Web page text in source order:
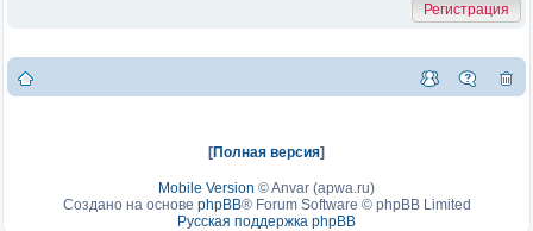
Регистрация
[Полная версия]
Mobile Version ©Anvar (apwa.ru)
Создано на основе phpBB® Forum Software © phpBB Limited
Русская поддержка phpBB